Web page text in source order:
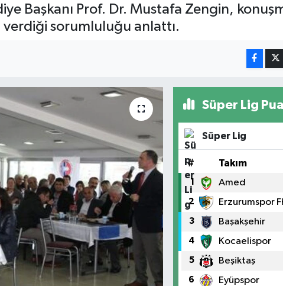
Başkanı Prof. Dr. Mustafa Zengin,
sorumluluğu anlattı.
Süper Lig
Süper Lig
# Takım
1 Amed
2 Erzurumspor
3 Başakşehir
4 Kocaelispor
5 Beşiktaş
6 Eyüpspor